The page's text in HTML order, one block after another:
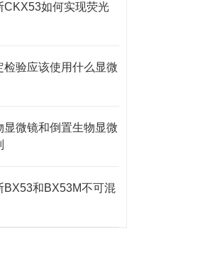
CKX53如何实现荧光
检验应该使用什么显微
显微镜和倒置生物显微
BX53和BX53M不可混